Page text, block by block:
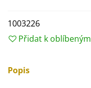
1003226
Přidat k oblíbeným
Popis